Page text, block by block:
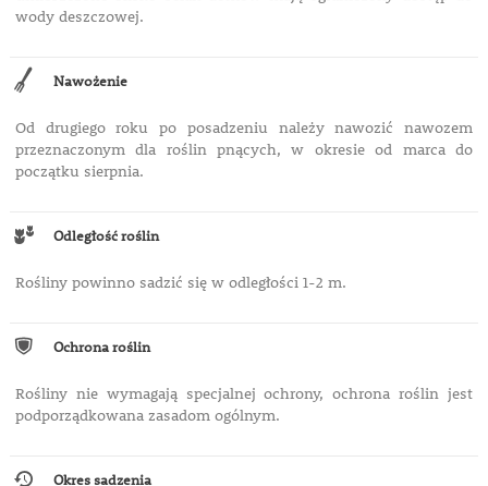
wody deszczowej.
Nawożenie
Od drugiego roku po posadzeniu należy nawozić nawozem
przeznaczonym dla roślin pnących, w okresie od marca do
początku sierpnia.
Odległość roślin
Rośliny powinno sadzić się w odległości 1-2 m.
Ochrona roślin
Rośliny nie wymagają specjalnej ochrony, ochrona roślin jest
podporządkowana zasadom ogólnym.
Okres sadzenia